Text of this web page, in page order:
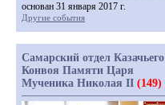
основан 31 января 2017 г.
Другие события
Самарский отдел Казачьего
Конвоя Памяти Царя
Мученика Николая II (149)